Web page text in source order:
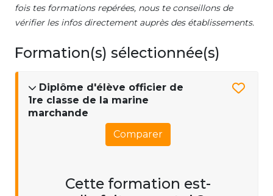
fois tes formations repérées, nous te conseillons de
vérifier les infos directement auprès des établissements.
Formation(s) sélectionnée(s)
Diplôme d'élève officier de
1re classe de la marine
marchande
Comparer
Cette formation est-